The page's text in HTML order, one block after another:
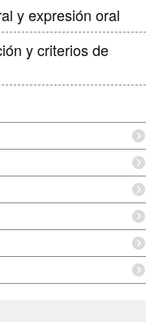
y expresión oral